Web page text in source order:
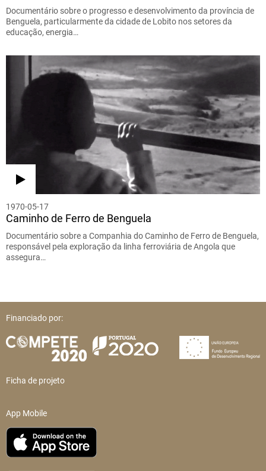
Documentário sobre o progresso e desenvolvimento da província de
Benguela, particularmente da cidade de Lobito nos setores da
educação, energia…
1970-05-17
Caminho de Ferro de Benguela
Documentário sobre a Companhia do Caminho de Ferro de Benguela,
responsável pela exploração da linha ferroviária de Angola que
assegura…
Financiado por:
Ficha de projeto
App Mobile